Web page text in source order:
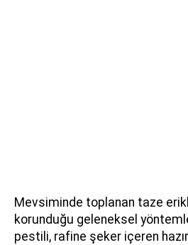
Mevsiminde toplanan taze
korunduğu geleneksel
pestili, rafine şeker içeren